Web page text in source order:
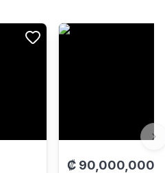
₡ 90,000,000